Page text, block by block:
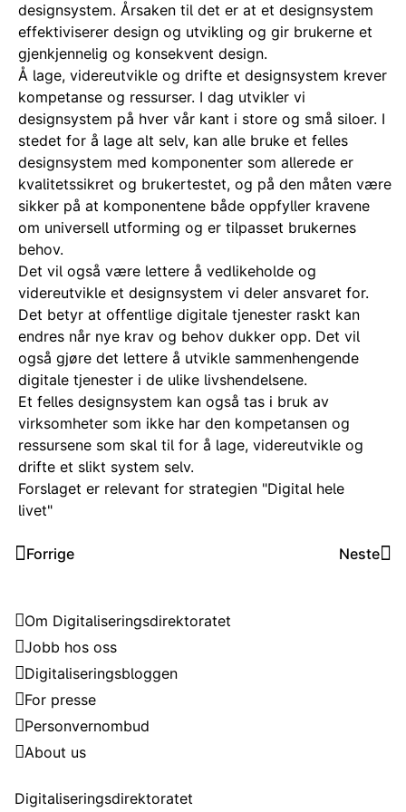
designsystem. Årsaken til det er at et designsystem
effektiviserer design og utvikling og gir brukerne et
gjenkjennelig og konsekvent design.
Å lage, videreutvikle og drifte et designsystem krever
kompetanse og ressurser. I dag utvikler vi
designsystem på hver vår kant i store og små siloer. I
stedet for å lage alt selv, kan alle bruke et felles
designsystem med komponenter som allerede er
kvalitetssikret og brukertestet, og på den måten være
sikker på at komponentene både oppfyller kravene
om universell utforming og er tilpasset brukernes
behov.
Det vil også være lettere å vedlikeholde og
videreutvikle et designsystem vi deler ansvaret for.
Det betyr at offentlige digitale tjenester raskt kan
endres når nye krav og behov dukker opp. Det vil
også gjøre det lettere å utvikle sammenhengende
digitale tjenester i de ulike livshendelsene.
Et felles designsystem kan også tas i bruk av
virksomheter som ikke har den kompetansen og
ressursene som skal til for å lage, videreutvikle og
drifte et slikt system selv.
Forslaget er relevant for strategien "Digital hele
livet"
Forrige Neste
Om Digitaliseringsdirektoratet
Jobb hos oss
Digitaliseringsbloggen
For presse
Personvernombud
About us
Digitaliseringsdirektoratet